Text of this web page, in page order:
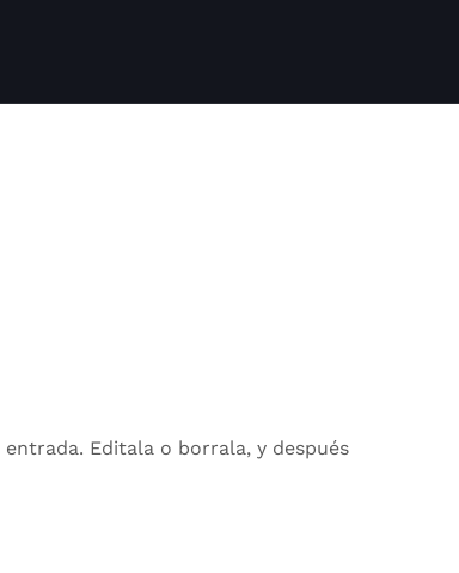
Editala o borrala, y después